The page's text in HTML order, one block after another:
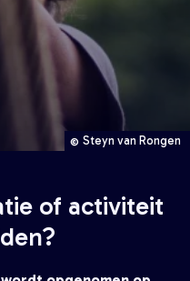
Steyn van Rongen
of activiteit